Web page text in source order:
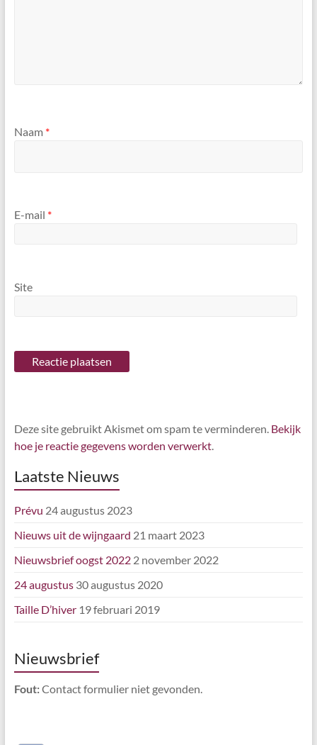
Naam *
E-mail *
Site
Deze site gebruikt Akismet om spam te verminderen. Bekijk
hoe je reactie gegevens worden verwerkt.
Laatste Nieuws
Prévu 24 augustus 2023
Nieuws uit de wijngaard 21 maart 2023
Nieuwsbrief oogst 2022 2 november 2022
24 augustus 30 augustus 2020
Taille D’hiver 19 februari 2019
Nieuwsbrief
Fout:Contact formulier niet gevonden.